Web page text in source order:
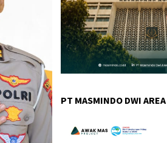
PT MASMINDO DWI AREA